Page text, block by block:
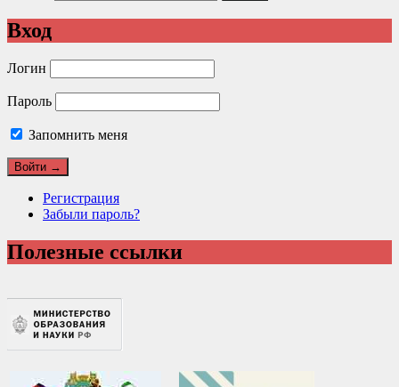
Вход
Логин
Пароль
Запомнить меня
Регистрация
Забыли пароль?
Полезные ссылки